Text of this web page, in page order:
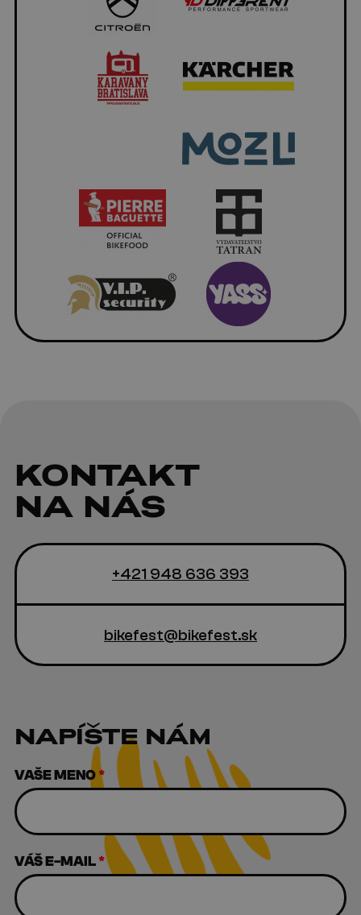
KONTAKT
NA NÁS
+421 948 636 393
bikefest@bikefest.sk
NAPÍŠTE NÁM
VAŠE MENO*
VÁŠ E-MAIL*